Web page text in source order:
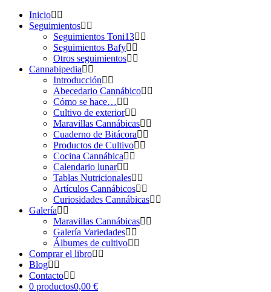
Inicio
Seguimientos
Seguimientos Toni13
Seguimientos Bafy
Otros seguimientos
Cannabipedia
Introducción
Abecedario Cannábico
Cómo se hace…
Cultivo de exterior
Maravillas Cannábicas
Cuaderno de Bitácora
Productos de Cultivo
Cocina Cannábica
Calendario lunar
Tablas Nutricionales
Artículos Cannábicos
Curiosidades Cannábicas
Galería
Maravillas Cannábicas
Galería Variedades
Álbumes de cultivo
Comprar el libro
Blog
Contacto
0 productos0,00 €